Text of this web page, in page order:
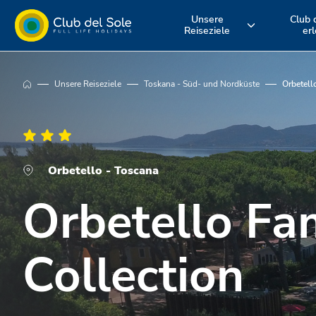
Unsere
Reiseziele
Wo möchten Sie
hinfahren?
Club
Entdecken
Erleben Sie
ganz nach Ihren
Vorstellungen
Unsere Reiseziele Toskana - Süd- und Nordküste
Orbetello - Toscana
Orbetello
Collection